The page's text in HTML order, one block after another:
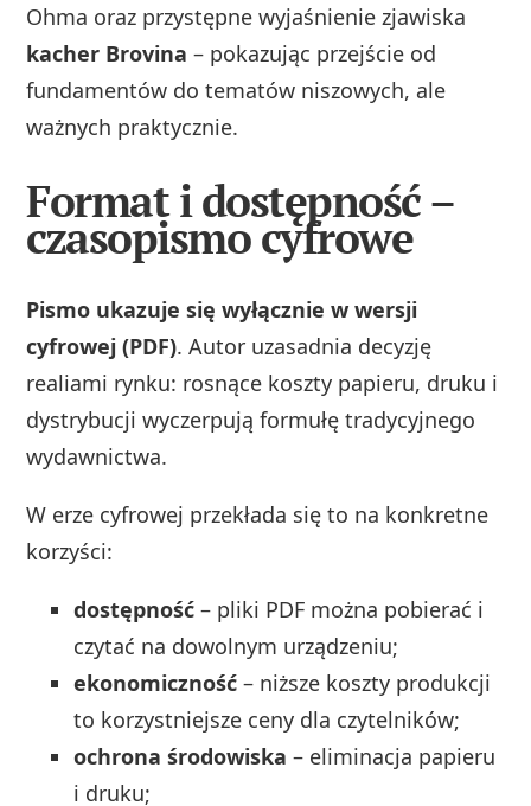
Ohma oraz przystępne wyjaśnienie zjawiska
kacher Brovina – pokazując przejście od
fundamentów do tematów niszowych, ale
ważnych praktycznie.
Format i dostępność –
czasopismo cyfrowe
Pismo ukazuje się wyłącznie w wersji
cyfrowej (PDF). Autor uzasadnia decyzję
realiami rynku: rosnące koszty papieru, druku i
dystrybucji wyczerpują formułę tradycyjnego
wydawnictwa.
W erze cyfrowej przekłada się to na konkretne
korzyści:
dostępność – pliki PDF można pobierać i
czytać na dowolnym urządzeniu;
ekonomiczność – niższe koszty produkcji
to korzystniejsze ceny dla czytelników;
ochrona środowiska – eliminacja papieru
i druku;